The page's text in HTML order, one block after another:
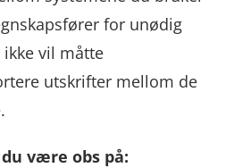
for unødig
vil måtte
utskrifter mellom de
være obs på: